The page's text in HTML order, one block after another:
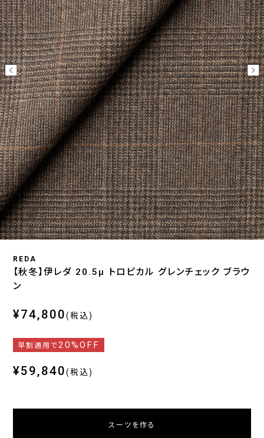
REDA
【秋冬】伊レダ 20.5μ トロピカル グレンチェック ブラウ
ン
¥74,800(税込)
早割適用で20%OFF
¥59,840(税込)
スーツを作る